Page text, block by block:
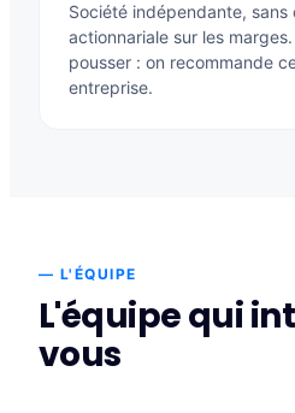
Société indépendante,
actionnariale sur les
pousser : on recommande
entreprise.
— L'ÉQUIPE
L'équipe qui
vous